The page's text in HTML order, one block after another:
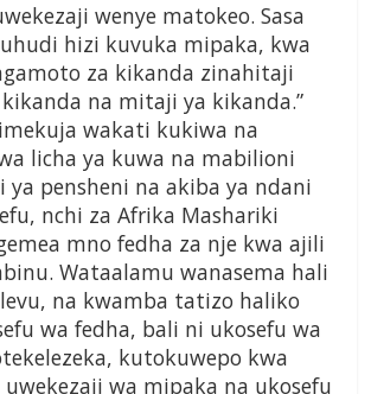
wenye matokeo. Sasa
hizi kuvuka mipaka, kwa
za kikanda zinahitaji
na mitaji ya kikanda.”
wakati kukiwa na
licha ya kuwa na mabilioni
pensheni na akiba ya ndani
nchi za Afrika Mashariki
mno fedha za nje kwa ajili
Wataalamu wanasema hali
na kwamba tatizo haliko
wa fedha, bali ni ukosefu wa
kutokuwepo kwa
wa mipaka na ukosefu